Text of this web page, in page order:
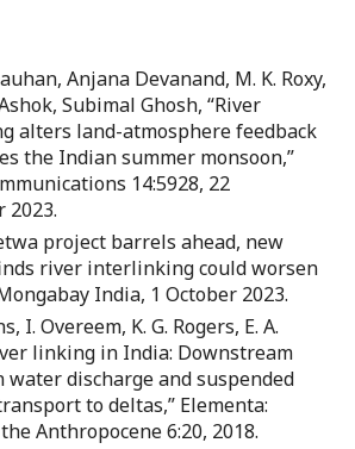
Anjana Devanand, M. K. Roxy,
Subimal Ghosh, “River
alters land-atmosphere feedback
the Indian summer monsoon,”
14:5928, 22
2023.
project barrels ahead, new
river interlinking could worsen
India, 1 October 2023.
I. Overeem, K. G. Rogers, E. A.
linking in India: Downstream
water discharge and suspended
to deltas,” Elementa:
Anthropocene 6:20, 2018.